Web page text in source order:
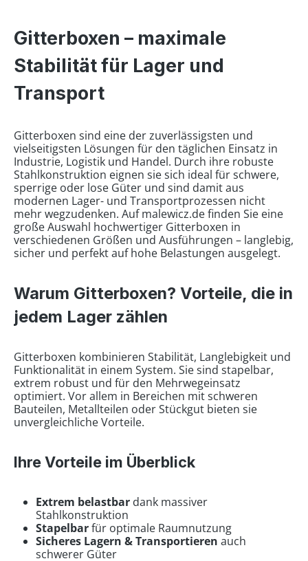
Gitterboxen – maximale
Stabilität für Lager und
Transport
Gitterboxen sind eine der zuverlässigsten und
vielseitigsten Lösungen für den täglichen Einsatz in
Industrie, Logistik und Handel. Durch ihre robuste
Stahlkonstruktion eignen sie sich ideal für schwere,
sperrige oder lose Güter und sind damit aus
modernen Lager- und Transportprozessen nicht
mehr wegzudenken. Auf malewicz.de finden Sie eine
große Auswahl hochwertiger Gitterboxen in
verschiedenen Größen und Ausführungen – langlebig,
sicher und perfekt auf hohe Belastungen ausgelegt.
Warum Gitterboxen? Vorteile, die in
jedem Lager zählen
Gitterboxen kombinieren Stabilität, Langlebigkeit und
Funktionalität in einem System. Sie sind stapelbar,
extrem robust und für den Mehrwegeinsatz
optimiert. Vor allem in Bereichen mit schweren
Bauteilen, Metallteilen oder Stückgut bieten sie
unvergleichliche Vorteile.
Ihre Vorteile im Überblick
Extrem belastbar dank massiver
Stahlkonstruktion
Stapelbarfür optimale Raumnutzung
Sicheres Lagern & Transportieren auch
schwerer Güter